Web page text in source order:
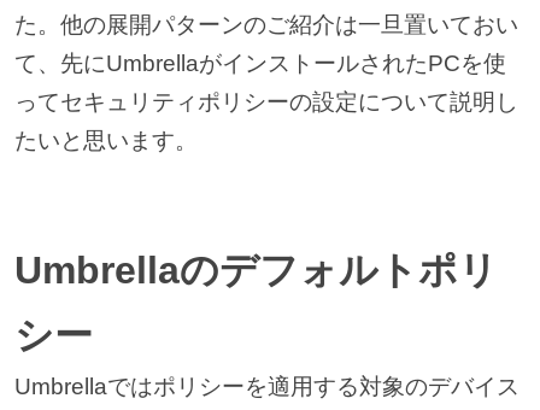
た。他の展開パターンのご紹介は一旦置いておい
て、先にUmbrellaがインストールされたPCを使
ってセキュリティポリシーの設定について説明し
たいと思います。
Umbrellaのデフォルトポリ
シー
Umbrellaではポリシーを適用する対象のデバイス